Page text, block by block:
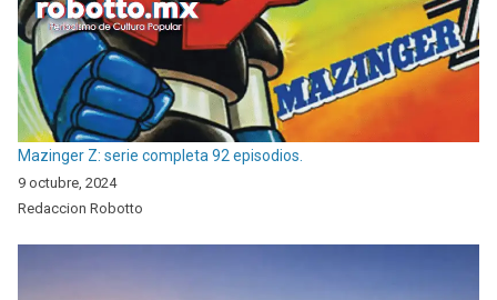
Mazinger Z: serie completa 92 episodios.
9 octubre, 2024
Redaccion Robotto